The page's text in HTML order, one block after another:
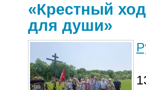
«Крестный
для души»